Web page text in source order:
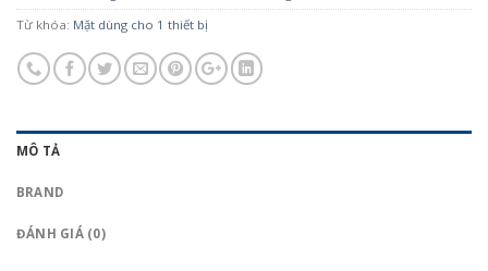
Từ khóa: Mặt dùng cho 1 thiết bị
MÔ TẢ
BRAND
ĐÁNH GIÁ (0)